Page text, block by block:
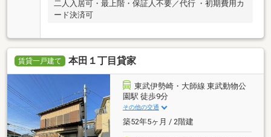
二人入居可・最上階・保証人不要／代行 ・初期費用カ
ード決済可
賃貸一戸建て 本田１丁目貸家
東武伊勢崎・大師線 東武動物公
園駅 徒歩9分
その他の交通
築52年5ヶ月 / 2階建